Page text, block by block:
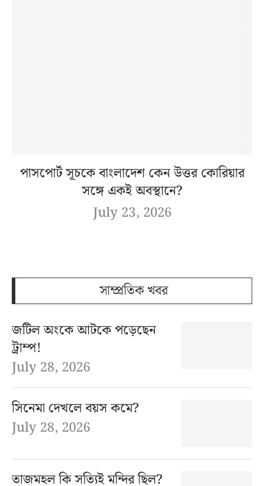
পাসপোর্ট সূচকে বাংলাদেশ কেন উত্তর কোরিয়ার
সঙ্গে একই অবস্থানে?
July 23, 2026
সাম্প্রতিক খবর
জটিল অংকে আটকে পড়েছেন
ট্রাম্প!
July 28, 2026
সিনেমা দেখলে বয়স কমে?
July 28, 2026
তাজমহল কি সত্যিই মন্দির ছিল?